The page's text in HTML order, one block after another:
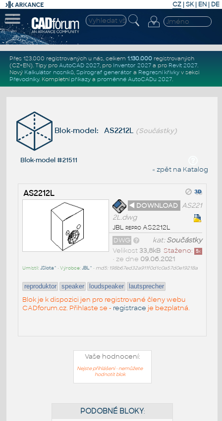
CZ | SK| EN | DE
Přes 123.000 registrovaných u nás, celkem 1.130.000registrovaných
(CZ+EN). Tipy pro AutoCAD 2027, pro Inventor 2027a pro Revit 2027.
Nový Kalkulátor nosníků, Spirograf generátor a Regresní křivkyv sekci
Převodníky. Kompletní příkazya proměnné AutoCADu 2027.
Blok-model: AS2212L (Součástky)
Blok-model #21511
« zpět na Katalog
AS2212L
◄ DOWNLOAD AS221
2L.dwg
JBL repro AS2212L
kat:Součástky
DWG
Staženo: 5x
Velikost33,8kB
• ze dne 09.06.2021
Umístil:JSlota^ • Výrobce:JBL^ • md5: 198b67ed32a911f0d1c0a57d0e19218a
reproduktor speaker loudspeaker lautsprecher
Blok je k dispozici jen pro registrované členy webu
CADforum.cz. Přihlaste se - registrace je bezplatná.
Vaše hodnocení:
Nejste přihlášeni - nemůžete
hodnotit blok